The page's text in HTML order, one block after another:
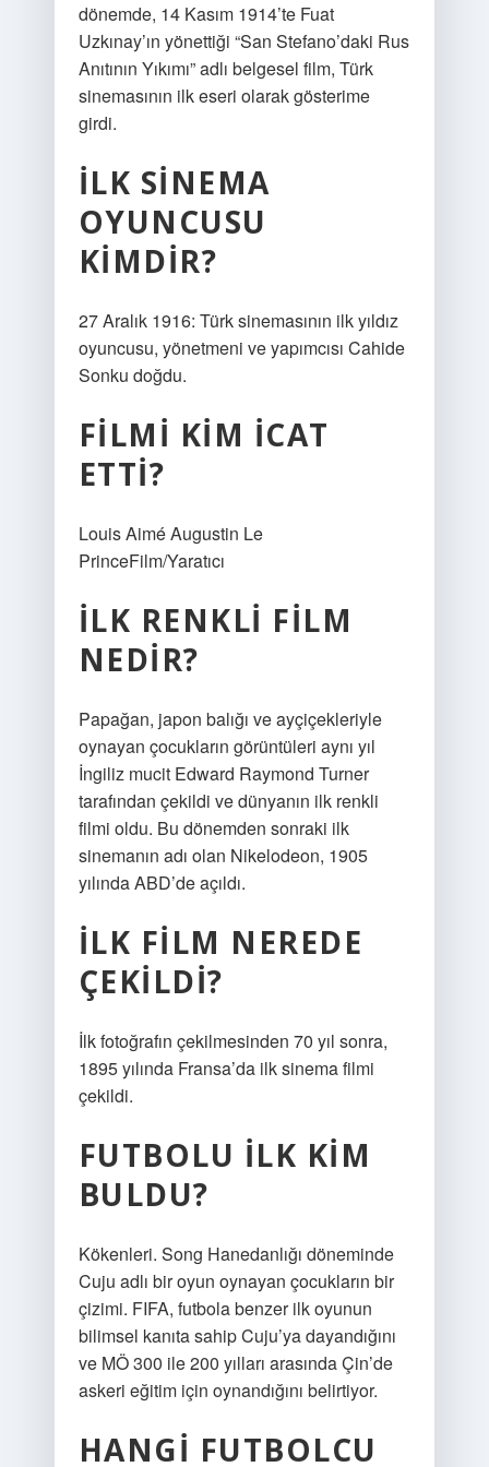
dönemde, 14 Kasım 1914’te Fuat
Uzkınay’ın yönettiği “San Stefano’daki Rus
Anıtının Yıkımı” adlı belgesel film, Türk
sinemasının ilk eseri olarak gösterime
girdi.
İLK SINEMA
OYUNCUSU
KIMDIR?
27 Aralık 1916: Türk sinemasının ilk yıldız
oyuncusu, yönetmeni ve yapımcısı Cahide
Sonku doğdu.
FILMI KIM ICAT
ETTI?
Louis Aimé Augustin Le
PrinceFilm/Yaratıcı
İLK RENKLI FILM
NEDIR?
Papağan, japon balığı ve ayçiçekleriyle
oynayan çocukların görüntüleri aynı yıl
İngiliz mucit Edward Raymond Turner
tarafından çekildi ve dünyanın ilk renkli
filmi oldu. Bu dönemden sonraki ilk
sinemanın adı olan Nikelodeon, 1905
yılında ABD’de açıldı.
İLK FILM NEREDE
ÇEKILDI?
İlk fotoğrafın çekilmesinden 70 yıl sonra,
1895 yılında Fransa’da ilk sinema filmi
çekildi.
FUTBOLU ILK KIM
BULDU?
Kökenleri. Song Hanedanlığı döneminde
Cuju adlı bir oyun oynayan çocukların bir
çizimi. FIFA, futbola benzer ilk oyunun
bilimsel kanıta sahip Cuju’ya dayandığını
ve MÖ 300 ile 200 yılları arasında Çin’de
askeri eğitim için oynandığını belirtiyor.
HANGI FUTBOLCU